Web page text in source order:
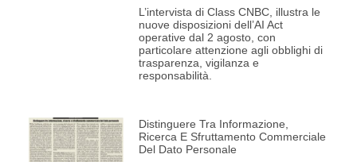
L’intervista di Class CNBC, illustra le
nuove disposizioni dell’AI Act
operative dal 2 agosto, con
particolare attenzione agli obblighi di
trasparenza, vigilanza e
responsabilità.
Distinguere Tra Informazione,
Ricerca E Sfruttamento Commerciale
Del Dato Personale